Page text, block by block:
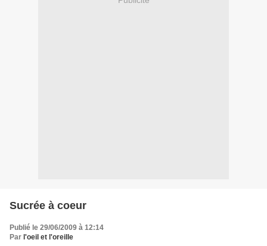
Sucrée à coeur
Publié le 29/06/2009 à 12:14
Par l'oeil et l'oreille